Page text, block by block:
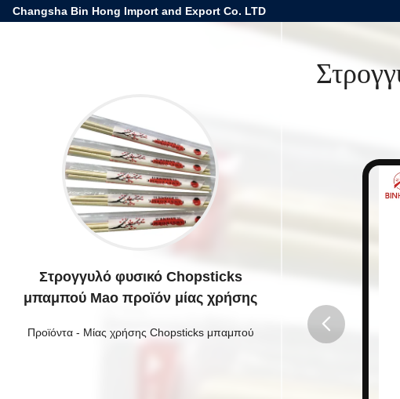
Changsha Bin Hong Import and Export Co. LTD
Στρογγυλό φυσικό Chopsticks
μπαμπού Mao προϊόν μίας χρήσης
Προϊόντα- Μίας χρήσης Chopsticks μπαμπού